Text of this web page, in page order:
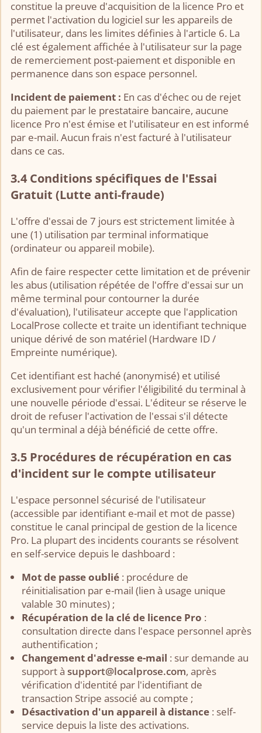
constitue la preuve d'acquisition de la licence Pro et
permet l'activation du logiciel sur les appareils de
l'utilisateur, dans les limites définies à l'article 6. La
clé est également affichée à l'utilisateur sur la page
de remerciement post-paiement et disponible en
permanence dans son espace personnel.
Incident de paiement : En cas d'échec ou de rejet
du paiement par le prestataire bancaire, aucune
licence Pro n'est émise et l'utilisateur en est informé
par e-mail. Aucun frais n'est facturé à l'utilisateur
dans ce cas.
3.4 Conditions spécifiques de l'Essai
Gratuit (Lutte anti-fraude)
L'offre d'essai de 7 jours est strictement limitée à
une (1) utilisation par terminal informatique
(ordinateur ou appareil mobile).
Afin de faire respecter cette limitation et de prévenir
les abus (utilisation répétée de l'offre d'essai sur un
même terminal pour contourner la durée
d'évaluation), l'utilisateur accepte que l'application
LocalProse collecte et traite un identifiant technique
unique dérivé de son matériel (Hardware ID /
Empreinte numérique).
Cet identifiant est haché (anonymisé) et utilisé
exclusivement pour vérifier l'éligibilité du terminal à
une nouvelle période d'essai. L'éditeur se réserve le
droit de refuser l'activation de l'essai s'il détecte
qu'un terminal a déjà bénéficié de cette offre.
3.5 Procédures de récupération en cas
d'incident sur le compte utilisateur
L'espace personnel sécurisé de l'utilisateur
(accessible par identifiant e-mail et mot de passe)
constitue le canal principal de gestion de la licence
Pro. La plupart des incidents courants se résolvent
en self-service depuis le dashboard :
Mot de passe oublié : procédure de
réinitialisation par e-mail (lien à usage unique
valable 30 minutes) ;
Récupération de la clé de licence Pro :
consultation directe dans l'espace personnel après
authentification ;
Changement d'adresse e-mail : sur demande au
support à support@localprose.com, après
vérification d'identité par l'identifiant de
transaction Stripe associé au compte ;
Désactivation d'un appareil à distance : self-
service depuis la liste des activations.